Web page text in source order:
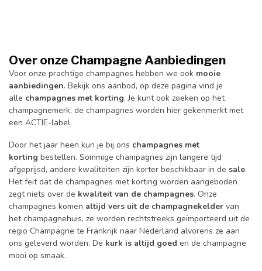
Over onze Champagne Aanbiedingen
Voor onze prachtige champagnes hebben we ook mooie
aanbiedingen. Bekijk ons aanbod, op deze pagina vind je
alle champagnes met korting. Je kunt ook zoeken op het
champagnemerk, de champagnes worden hier gekenmerkt met
een ACTIE-label.
Door het jaar heen kun je bij ons champagnes met
korting bestellen. Sommige champagnes zijn langere tijd
afgeprijsd, andere kwaliteiten zijn korter beschikbaar in de sale.
Het feit dat de champagnes met korting worden aangeboden
zegt niets over de kwaliteit van de champagnes. Onze
champagnes komen altijd vers uit de champagnekelder van
het champagnehuis, ze worden rechtstreeks geïmporteerd uit de
regio Champagne te Frankrijk naar Nederland alvorens ze aan
ons geleverd worden. De kurk is altijd goed en de champagne
mooi op smaak.